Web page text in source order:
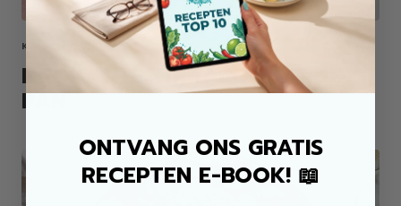
KIP ALLROUND MIX
KROKANTE KIP TACO'S UIT DE
PAN
ONTVANG ONS GRATIS
RECEPTEN E-BOOK! 📖